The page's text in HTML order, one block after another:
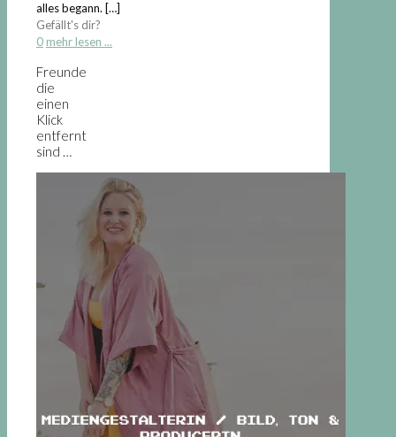
alles begann. […]
Gefällt's dir?
0 mehr lesen ...
Freunde
die
einen
Klick
entfernt
sind …